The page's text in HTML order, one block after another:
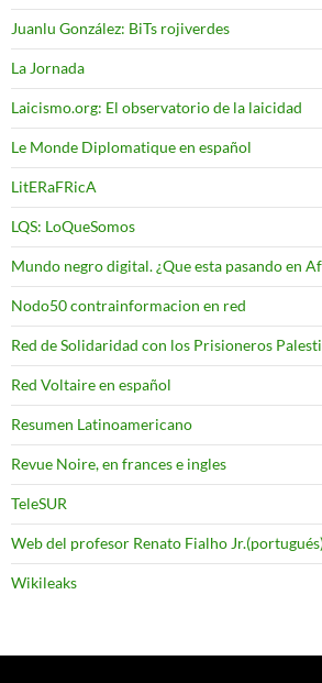
Juanlu González: BiTs rojiverdes
La Jornada
Laicismo.org: El observatorio de la laicidad
Le Monde Diplomatique en español
LitERaFRicA
LQS: LoQueSomos
Mundo negro digital. ¿Que esta pasando en
Nodo50 contrainformacion en red
Red de Solidaridad con los Prisioneros
Red Voltaire en español
Resumen Latinoamericano
Revue Noire, en frances e ingles
TeleSUR
Web del profesor Renato Fialho
Wikileaks